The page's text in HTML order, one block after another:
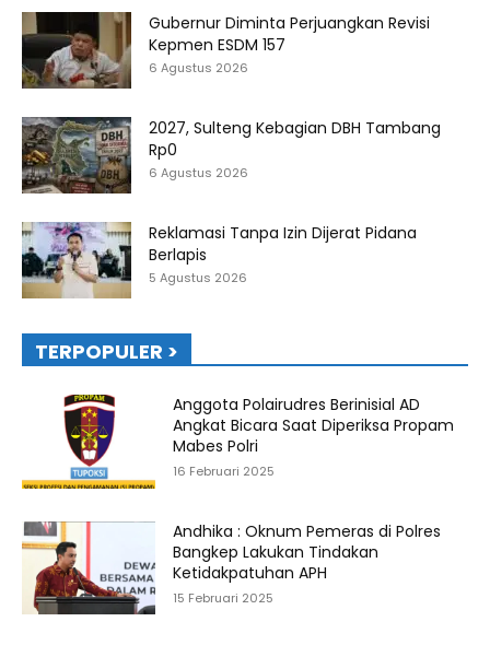
Gubernur Diminta Perjuangkan Revisi
Kepmen ESDM 157
6 Agustus 2026
2027, Sulteng Kebagian DBH Tambang
Rp0
6 Agustus 2026
Reklamasi Tanpa Izin Dijerat Pidana
Berlapis
5 Agustus 2026
TERPOPULER >
Anggota Polairudres Berinisial AD
Angkat Bicara Saat Diperiksa Propam
Mabes Polri
16 Februari 2025
Andhika : Oknum Pemeras di Polres
Bangkep Lakukan Tindakan
Ketidakpatuhan APH
15 Februari 2025